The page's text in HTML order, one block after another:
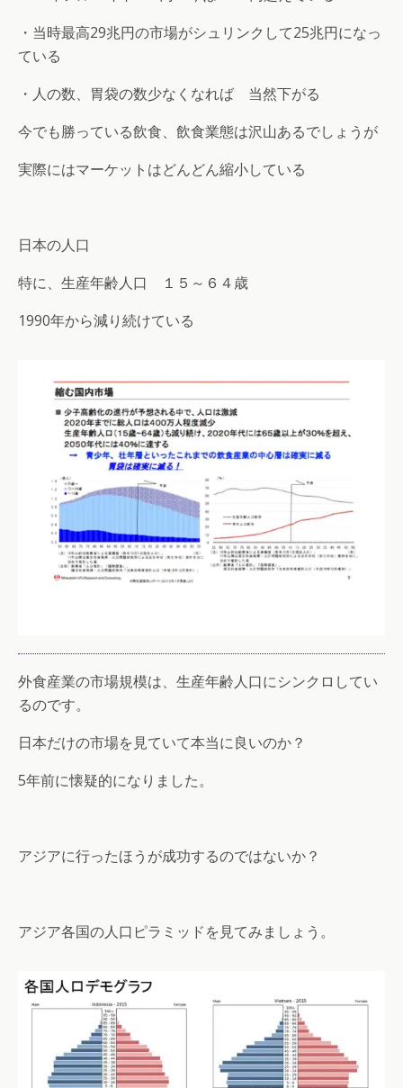
・当時最高29兆円の市場がシュリンクして25兆円になっ
ている
・人の数、胃袋の数少なくなれば 当然下がる
今でも勝っている飲食、飲食業態は沢山あるでしょうが
実際にはマーケットはどんどん縮小している
日本の人口
特に、生産年齢人口 １５～６４歳
1990年から減り続けている
外食産業の市場規模は、生産年齢人口にシンクロしてい
るのです。
日本だけの市場を見ていて本当に良いのか？
5年前に懐疑的になりました。
アジアに行ったほうが成功するのではないか？
アジア各国の人口ピラミッドを見てみましょう。